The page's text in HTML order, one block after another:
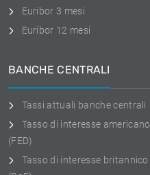
Euribor 3 mesi
Euribor 12 mesi
BANCHE CENTRALI
Tassi attuali banche centrali
Tasso di interesse americano
(FED)
Tasso di interesse britannico